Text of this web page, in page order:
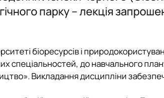
лабораторії
та докторантівпарку – лекція
біоресурсів і
спеціальностей, до навчального
Викладання дисципліни